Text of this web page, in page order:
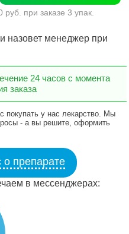
руб. при заказе 3 упак.
назовет менеджер при
24 часов с момента
заказа
покупать у нас лекарство. Мы
- а вы решите, оформить
о препарате
в мессенджерах: